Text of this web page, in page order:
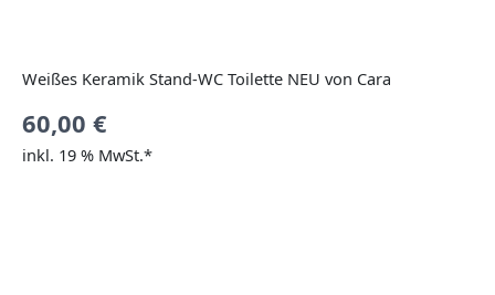
Weißes Keramik Stand-WC Toilette NEU von Cara
60,00 €
inkl. 19 % MwSt.*